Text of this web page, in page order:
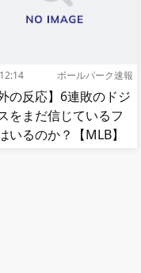
ボールパーク速報
外の反応】6連敗のドジ
をまだ信じているフ
いるのか？【MLB】